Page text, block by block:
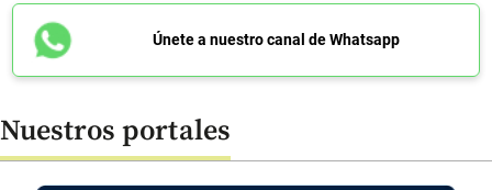
Únete a nuestro canal de Whatsapp
Nuestros portales